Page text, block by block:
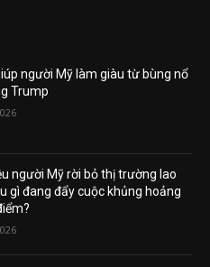
người Mỹ làm giàu từ bùng nổ
Trump
người Mỹ rời bỏ thị trường lao
gì đang đẩy cuộc khủng hoảng